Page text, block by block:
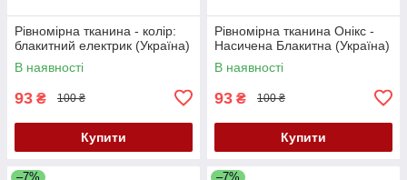
Рівномірна тканина - колір:
блакитний електрик (Україна)
В наявності
93 ₴ 100 ₴
Купити
Рівномірна тканина Онікс -
Насичена Блакитна (Україна)
В наявності
93 ₴ 100 ₴
Купити
–7% –7%